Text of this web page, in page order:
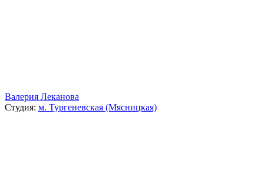
Валерия Леканова
Студия: м. Тургеневская (Мясницкая)